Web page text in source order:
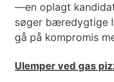
—en oplagt
søger bæredygtige
gå på kompromis
Ulemper ved gas